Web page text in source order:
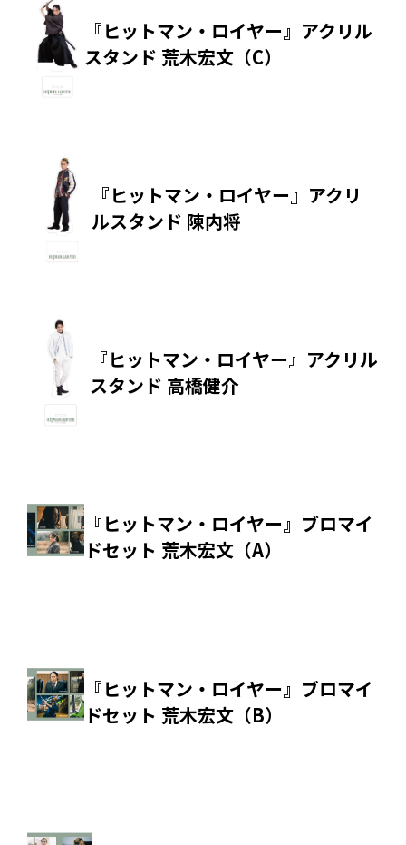
『ヒットマン・ロイヤー』アクリル
スタンド 荒木宏文（C）
『ヒットマン・ロイヤー』アクリ
ルスタンド 陳内将
『ヒットマン・ロイヤー』アクリル
スタンド 高橋健介
『ヒットマン・ロイヤー』ブロマイ
ドセット 荒木宏文（A）
『ヒットマン・ロイヤー』ブロマイ
ドセット 荒木宏文（B）